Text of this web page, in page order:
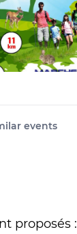
events
proposés :